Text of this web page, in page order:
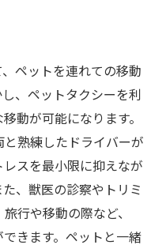
ペットを連れての移動
、ペットタクシーを利
動が可能になります。
熟練したドライバーが
スを最小限に抑えなが
、獣医の診察やトリミ
行や移動の際など、
きます。ペットと一緒